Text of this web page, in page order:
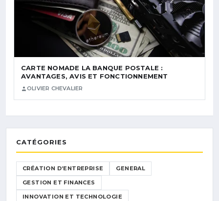
CARTE NOMADE LA BANQUE POSTALE :
AVANTAGES, AVIS ET FONCTIONNEMENT
OLIVIER CHEVALIER
CATÉGORIES
CRÉATION D’ENTREPRISE GENERAL
GESTION ET FINANCES
INNOVATION ET TECHNOLOGIE